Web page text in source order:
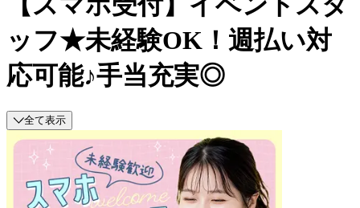
ッフ★未経験OK！週払い対
応可能♪手当充実◎
全て表示